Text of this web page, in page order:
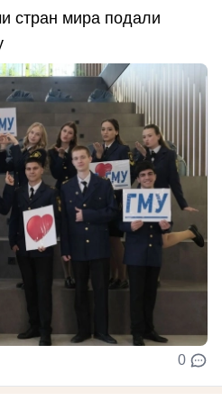
стран мира подали
0